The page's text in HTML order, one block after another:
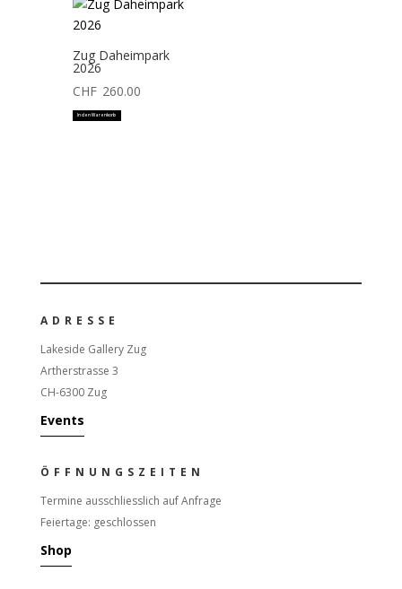
Zug Daheimpark
2026
CHF 260.00
In den Warenkorb
ADRESSE
Lakeside Gallery Zug
Artherstrasse 3
CH-6300 Zug
Events
ÖFFNUNGSZEITEN
Termine ausschliesslich auf Anfrage
Feiertage: geschlossen
Shop